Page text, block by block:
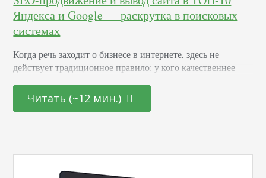
Яндекса и Google — раскрутка в поисковых
системах
Когда речь заходит о бизнесе в интернете, здесь не
действует традиционное правило: у кого качественнее
правильнее будет сказать: чей сайт занимает первые
строчки в результатах выдачи поисковых запросов, тот и
Читать (~12 мин.)